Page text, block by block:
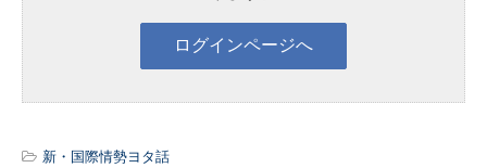
新・国際情勢ヨタ話